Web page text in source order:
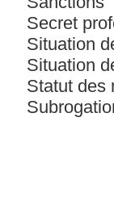
Secret
Situation
Situation
Statut des